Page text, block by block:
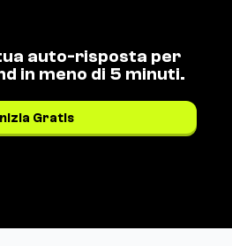
auto-risposta per
in meno di 5 minuti.
Gratis